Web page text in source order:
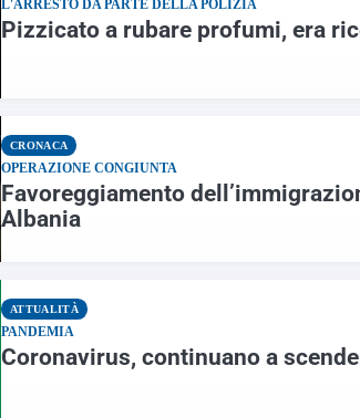
L'ARRESTO DA PARTE DELLA POLIZIA
Pizzicato a rubare profumi, era
CRONACA
OPERAZIONE CONGIUNTA
Favoreggiamento
Albania
ATTUALITÀ
PANDEMIA
Coronavirus, continuano a